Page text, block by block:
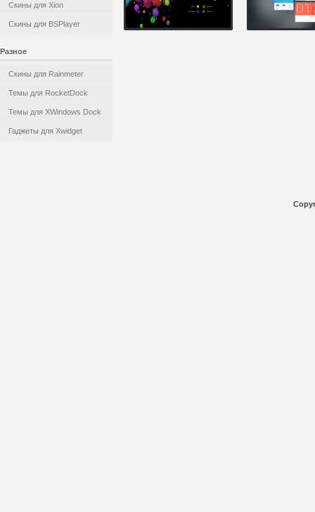
Скины для Xion
Скины для BSPlayer
Разное
Скины для Rainmeter
Темы для RocketDock
Темы для XWindows Dock
Гаджеты для Xwidget